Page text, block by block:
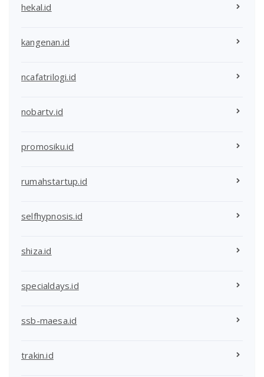
hekal.id
kangenan.id
ncafatrilogi.id
nobartv.id
promosiku.id
rumahstartup.id
selfhypnosis.id
shiza.id
specialdays.id
ssb-maesa.id
trakin.id